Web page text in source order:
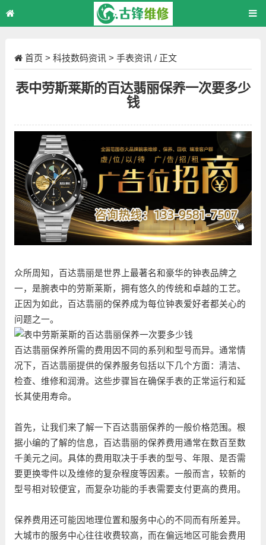
首页 > 科技数码资讯 > 手表资讯 / 正文
表中劳斯莱斯的百达翡丽保养一次要多少
钱
众所周知，百达翡丽是世界上最著名和豪华的钟表品牌之
一，是腕表中的劳斯莱斯，拥有悠久的传统和卓越的工艺。
正因为如此，百达翡丽的保养成为每位钟表爱好者都关心的
问题之一。
百达翡丽保养所需的费用因不同的系列和型号而异。通常情
况下，百达翡丽提供的保养服务包括以下几个方面：清洁、
检查、维修和润滑。这些步骤旨在确保手表的正常运行和延
长其使用寿命。
首先，让我们来了解一下百达翡丽保养的一般价格范围。根
据小编的了解的信息，百达翡丽的保养费用通常在数百至数
千美元之间。具体的费用取决于手表的型号、年限、是否需
要更换零件以及维修的复杂程度等因素。一般而言，较新的
型号相对较便宜，而复杂功能的手表需要支付更高的费用。
保养费用还可能因地理位置和服务中心的不同而有所差异。
大城市的服务中心往往收费较高，而在偏远地区可能会费用